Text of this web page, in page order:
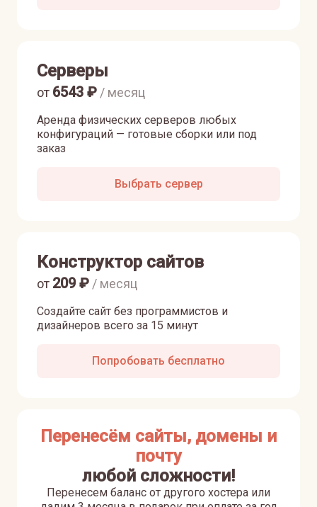
Серверы
Аренда физических серверов любых
конфигураций — готовые сборки или под
заказ
от 6543 ₽ / месяц
Выбрать сервер
Конструктор сайтов
Создайте сайт без программистов и
дизайнеров всего за 15 минут
от 209₽ / месяц
Попробовать бесплатно
Перенесём сайты, домены и
почту
любой сложности!
Перенесем баланс от другого хостера или